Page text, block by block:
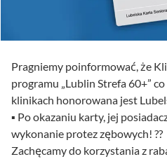
Pragniemy poinformować, że
programu „Lublin Strefa 60+”
klinikach honorowana jest
▪ Po okazaniu karty, jej
wykonanie protez zębowych! ??
Zachęcamy do korzystania z